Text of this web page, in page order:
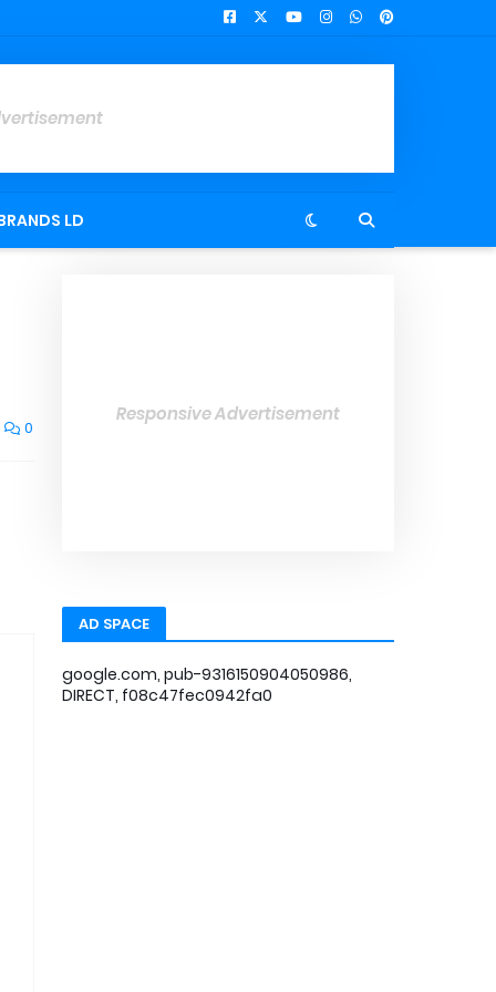
LD
0
Responsive Advertisement
AD SPACE
google.com, pub-9316150904050986,
DIRECT, f08c47fec0942fa0